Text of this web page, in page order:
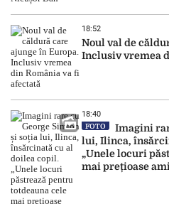
18:52
Noul val de
Inclusiv vremea
18:40
FOTO
Imagini
lui, Ilinca,
„Unele locuri
mai prețioase